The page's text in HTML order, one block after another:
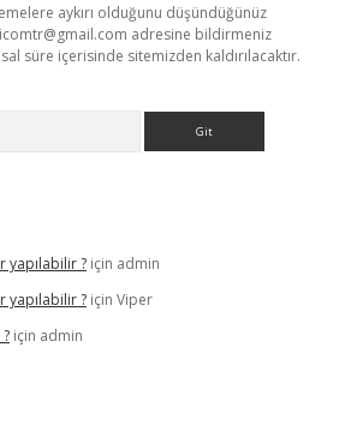
aykırı olduğunu düşündüğünüz
adresine bildirmeniz
süre içerisinde sitemizden kaldırılacaktır.
yapılabilir ? için admin
yapılabilir ? için Viper
için admin